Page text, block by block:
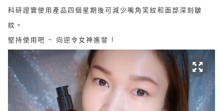
科研證實使用產品四個星期後可減少嘴角笑紋和面部深刻皺
紋。
堅持使用吧 ~ 向逆令女神進發 !